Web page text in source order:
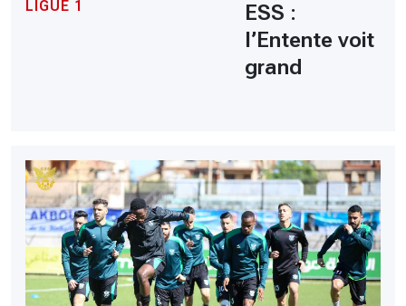
LIGUE 1
ESS :
l’Entente voit
grand